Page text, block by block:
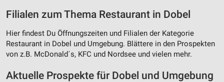
Filialen zum Thema Restaurant in Dobel
Hier findest Du Öffnungszeiten und Filialen der Kategorie
Restaurant in Dobel und Umgebung. Blättere in den Prospekten
von z.B. McDonald´s, KFC und Nordsee und vielen mehr.
Aktuelle Prospekte für Dobel und Umgebung